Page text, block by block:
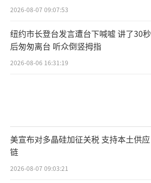
2026-08-07 09:07:53
纽约市长登台发言遭台下喊嘘 讲了30秒
后匆匆离台 听众倒竖拇指
2026-08-06 16:31:19
美宣布对多晶硅加征关税 支持本土供应
链
2026-08-07 09:03:21